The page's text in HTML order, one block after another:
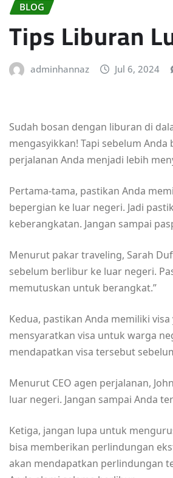
BLOG
Tips Liburan
adminhannaz Jul 6, 2024
Sudah bosan dengan liburan di
mengasyikkan! Tapi sebelum
perjalanan Anda menjadi lebih
Pertama-tama, pastikan Anda
bepergian ke luar negeri. Jadi
keberangkatan. Jangan sampai
Menurut pakar traveling, Sarah
sebelum berlibur ke luar negeri.
memutuskan untuk berangkat.”
Kedua, pastikan Anda memiliki
mensyaratkan visa untuk warga
mendapatkan visa tersebut
Menurut CEO agen perjalanan,
luar negeri. Jangan sampai Anda
Ketiga, jangan lupa untuk
bisa memberikan perlindungan
akan mendapatkan perlindungan